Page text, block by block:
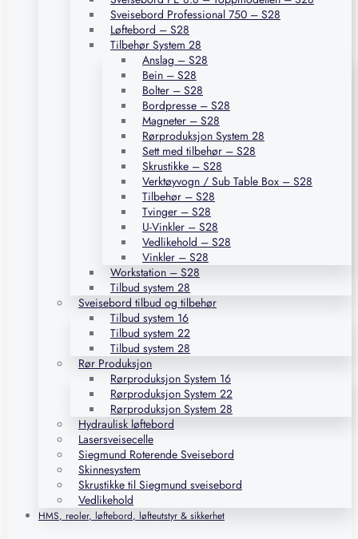
Sveisebord Professional 750 – S28
Løftebord – S28
Tilbehør System 28
Anslag – S28
Bein – S28
Bolter – S28
Bordpresse – S28
Magneter – S28
Rørproduksjon System 28
Sett med tilbehør – S28
Skrustikke – S28
Verktøyvogn / Sub Table Box – S28
Tilbehør – S28
Tvinger – S28
U-Vinkler – S28
Vedlikehold – S28
Vinkler – S28
Workstation – S28
Tilbud system 28
Sveisebord tilbud og tilbehør
Tilbud system 16
Tilbud system 22
Tilbud system 28
Rør Produksjon
Rørproduksjon System 16
Rørproduksjon System 22
Rørproduksjon System 28
Hydraulisk løftebord
Lasersveisecelle
Siegmund Roterende Sveisebord
Skinnesystem
Skrustikke til Siegmund sveisebord
Vedlikehold
HMS, reoler, løftebord, løfteutstyr & sikkerhet